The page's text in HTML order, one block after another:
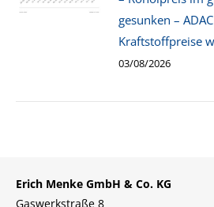
gesunken –
Kraftstoffpreise
03/08/2026
Erich Menke GmbH & Co. KG
Gaswerkstraße 8